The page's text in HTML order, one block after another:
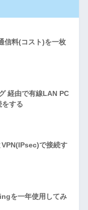
信料(コスト)を一枚
経由で有線LAN PC
する
で接続す
を一年使用してみ